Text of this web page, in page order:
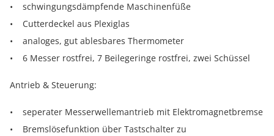
• schwingungsdämpfende Maschinenfüße
• Cutterdeckel aus Plexiglas
• analoges, gut ablesbares Thermometer
• 6 Messer rostfrei, 7 Beilegeringe rostfrei, zwei Schüssel
Antrieb & Steuerung:
• seperater Messerwellemantrieb mit Elektromagnetbremse
• Bremslösefunktion über Tastschalter zu